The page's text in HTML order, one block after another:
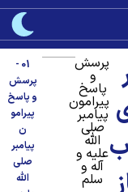
پرسش
و
پاسخ
پیرامون
پیامبر
صلی
الله
علیه و
آله و
سلم
01 -
پرسش
و پاسخ
پیرامو
پیامبر
صلی
الله